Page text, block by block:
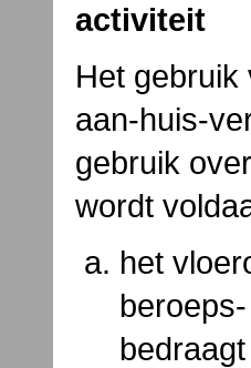
activiteit
Het gebruik
aan-huis-
gebruik
wordt
het